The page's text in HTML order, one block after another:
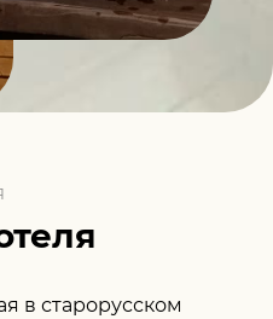
в старорусском